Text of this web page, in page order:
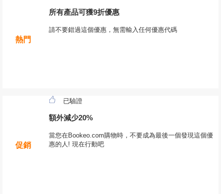
熱門
所有產品可獲9折優惠
請不要錯過這個優惠，無需輸入任何優惠代碼
促銷
已驗證
額外減少20%
當您在Bookeo.com購物時，不要成為最後一個發現這個優
惠的人! 現在行動吧